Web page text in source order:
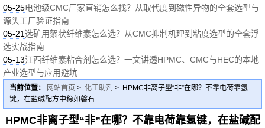
05-25电池级CMC厂家直销怎么找？从取代度到磁性异物的全套选型与
源头工厂验证指南
05-21选矿用絮状纤维素怎么选？从CMC抑制机理到粘度选型的全套浮
选实战指南
05-13江西纤维素粘合剂怎么选？一文讲透HPMC、CMC与HEC的本地
产业选型与应用避坑
当前位置： 网站首页 > 化工助剂 > HPMC非离子型“非”在哪？不靠电荷靠氢
键，在盐碱配方中稳如磐石
HPMC非离子型“非”在哪？不靠电荷靠氢键，在盐碱配